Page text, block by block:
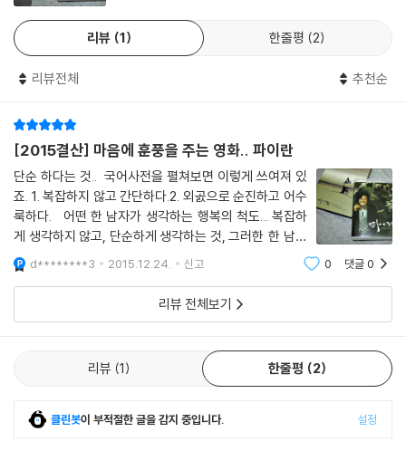
리뷰 1 한줄평 2
리뷰전체 추천순
[2015결산] 마음에 훈풍을 주는 영화.. 파이란
단순 하다는 것.. 국어사전을 펼쳐보면 이렇게 쓰여져 있
죠. 1. 복잡하지 않고 간단하다.2. 외곬으로 순진하고 어수
룩하다. ​어떤 한 남자가 생각하는 행복의 척도... 복잡하
게 생각하지 않고, 단순하게 생각하는 것, ​그러한 한 남자
의 ​인생 이야기를 담은 영화 한편을 소개 할까 합니다.​ 보
는이의 시선을 멈춘채 자신을 돌아보게 하듯 조용히 감성
d********3 2015.12.24. 신고 0 댓글0
리뷰 전체보기
리뷰 1 한줄평 2
클린봇이 부적절한 글을 감지 중입니다. 설정